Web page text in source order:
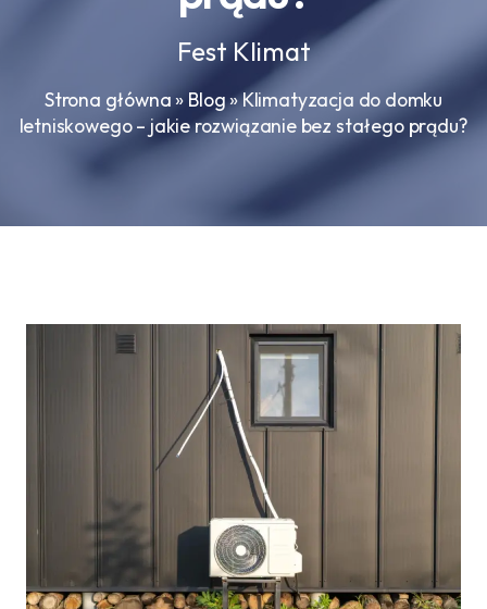
Fest Klimat
Strona główna» Blog»Klimatyzacja do domku
letniskowego – jakie rozwiązanie bez stałego prądu?